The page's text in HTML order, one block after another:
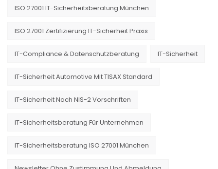
ISO 27001 IT-Sicherheitsberatung München
ISO 27001 Zertifizierung IT-Sicherheit Praxis
IT-Compliance & Datenschutzberatung IT-Sicherheit
IT-Sicherheit Automotive Mit TISAX Standard
IT-Sicherheit Nach NIS-2 Vorschriften
IT-Sicherheitsberatung Für Unternehmen
IT-Sicherheitsberatung ISO 27001 München